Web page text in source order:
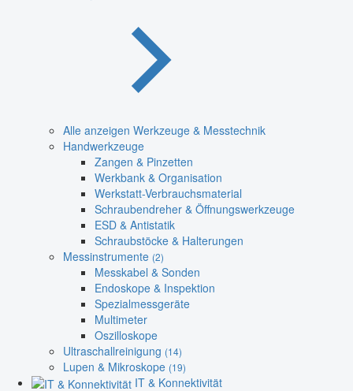
Alle anzeigen Werkzeuge & Messtechnik
Handwerkzeuge
Zangen & Pinzetten
Werkbank & Organisation
Werkstatt-Verbrauchsmaterial
Schraubendreher & Öffnungswerkzeuge
ESD & Antistatik
Schraubstöcke & Halterungen
Messinstrumente (2)
Messkabel & Sonden
Endoskope & Inspektion
Spezialmessgeräte
Multimeter
Oszilloskope
Ultraschallreinigung (14)
Lupen & Mikroskope (19)
IT & Konnektivität